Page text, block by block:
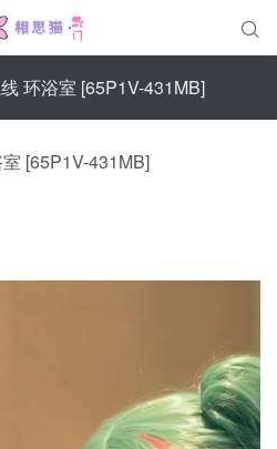

环浴室 [65P1V-431MB]
[65P1V-431MB]